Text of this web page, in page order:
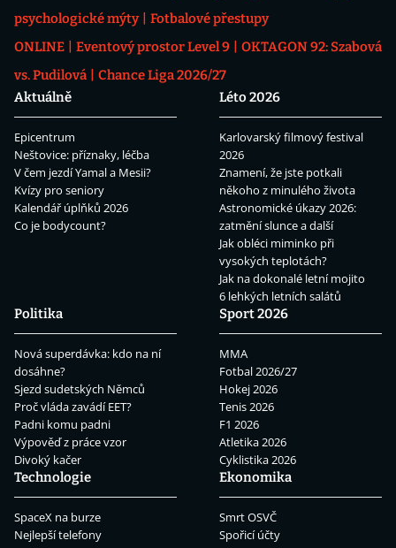
psychologické mýty
Fotbalové přestupy
ONLINE
Eventový prostor Level 9
OKTAGON 92: Szabová
vs. Pudilová
Chance Liga 2026/27
Aktuálně
Epicentrum
Neštovice: příznaky, léčba
V čem jezdí Yamal a Mesii?
Kvízy pro seniory
Kalendář úplňků 2026
Co je bodycount?
Léto 2026
Karlovarský filmový festival
2026
Znamení, že jste potkali
někoho z minulého života
Astronomické úkazy 2026:
zatmění slunce a další
Jak obléci miminko při
vysokých teplotách?
Jak na dokonalé letní mojito
6 lehkých letních salátů
Politika
Nová superdávka: kdo na ní
dosáhne?
Sjezd sudetských Němců
Proč vláda zavádí EET?
Padni komu padni
Výpověď z práce vzor
Divoký kačer
Sport 2026
MMA
Fotbal 2026/27
Hokej 2026
Tenis 2026
F1 2026
Atletika 2026
Cyklistika 2026
Technologie
SpaceX na burze
Nejlepší telefony
Ekonomika
Smrt OSVČ
Spořicí účty